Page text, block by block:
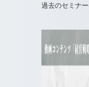
過去のセミナー